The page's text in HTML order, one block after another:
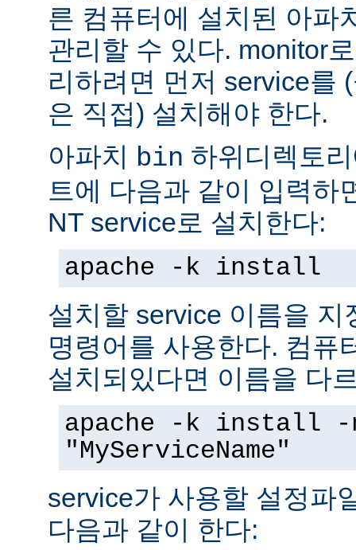
른 컴퓨터에 설치된 아파
관리할 수 있다. monitor
리하려면 먼저 service를
은 직접) 설치해야 한다.
아파치 bin 하위디렉토
트에 다음과 같이 입력하
NT service로 설치한다:
apache -k install
설치할 service 이름을 지
명령어를 사용한다. 컴퓨
설치되있다면 이름을 다
apache -k install -
"MyServiceName"
service가 사용할 설정파
다음과 같이 한다: